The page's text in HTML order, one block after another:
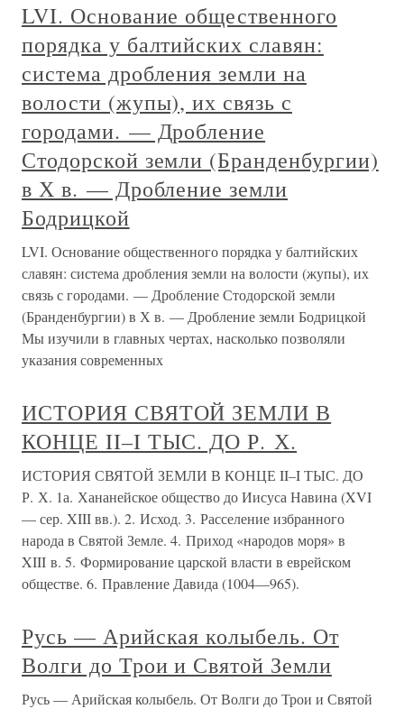
LVI. Основание общественного
порядка у балтийских славян:
система дробления земли на
волости (жупы), их связь с
городами. — Дробление
Стодорской земли (Бранденбургии)
в Х в. — Дробление земли
Бодрицкой
LVI. Основание общественного порядка у балтийских
славян: система дробления земли на волости (жупы), их
связь с городами. — Дробление Стодорской земли
(Бранденбургии) в Х в. — Дробление земли Бодрицкой
Мы изучили в главных чертах, насколько позволяли
указания современных
ИСТОРИЯ СВЯТОЙ ЗЕМЛИ В
КОНЦЕ II–I ТЫС. ДО Р. Х.
ИСТОРИЯ СВЯТОЙ ЗЕМЛИ В КОНЦЕ II–I ТЫС. ДО
Р. Х. 1а. Хананейское общество до Иисуса Навина (XVI
— сер. XIII вв.). 2. Исход. 3. Расселение избранного
народа в Святой Земле. 4. Приход «народов моря» в
XIII в. 5. Формирование царской власти в еврейском
обществе. 6. Правление Давида (1004—965).
Русь — Арийская колыбель. От
Волги до Трои и Святой Земли
Русь — Арийская колыбель. От Волги до Трои и Святой